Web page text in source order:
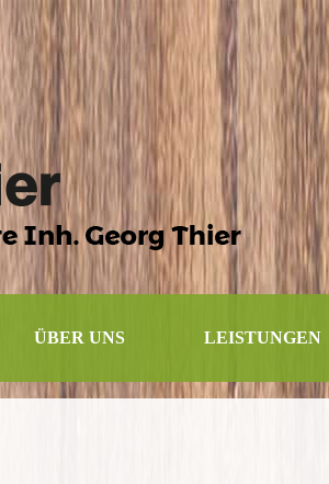
ÜBER UNS LEISTUNGEN